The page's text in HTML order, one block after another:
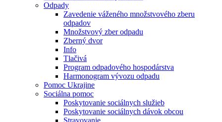
Odpady
Zavedenie váženého množstvového zberu
odpadov
Množstvový zber odpadu
Zberný dvor
Info
Tlačivá
Program odpadového hospodárstva
Harmonogram vývozu odpadu
Pomoc Ukrajine
Sociálna pomoc
Poskytovanie sociálnych služieb
Poskytovanie sociálnych dávok obcou
Stravovanie